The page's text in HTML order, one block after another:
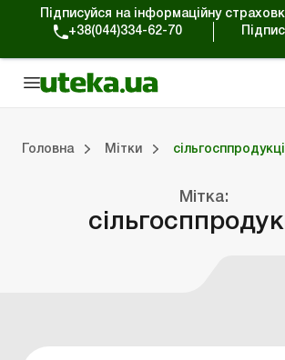
Підписуйся на інформаційну
+38(044)334-62-70
Головна Мітки
Мітка: